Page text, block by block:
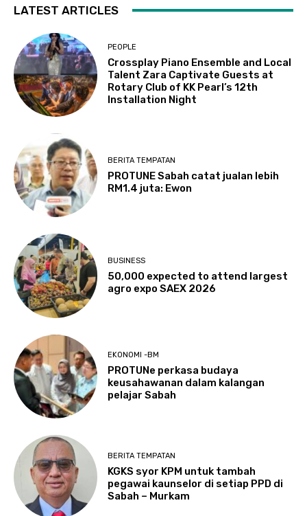
LATEST ARTICLES
PEOPLE
Crossplay Piano Ensemble and Local
Talent Zara Captivate Guests at
Rotary Club of KK Pearl’s 12th
Installation Night
BERITA TEMPATAN
PROTUNE Sabah catat jualan lebih
RM1.4 juta: Ewon
BUSINESS
50,000 expected to attend largest
agro expo SAEX 2026
EKONOMI -BM
PROTUNe perkasa budaya
keusahawanan dalam kalangan
pelajar Sabah
BERITA TEMPATAN
KGKS syor KPM untuk tambah
pegawai kaunselor di setiap PPD di
Sabah – Murkam